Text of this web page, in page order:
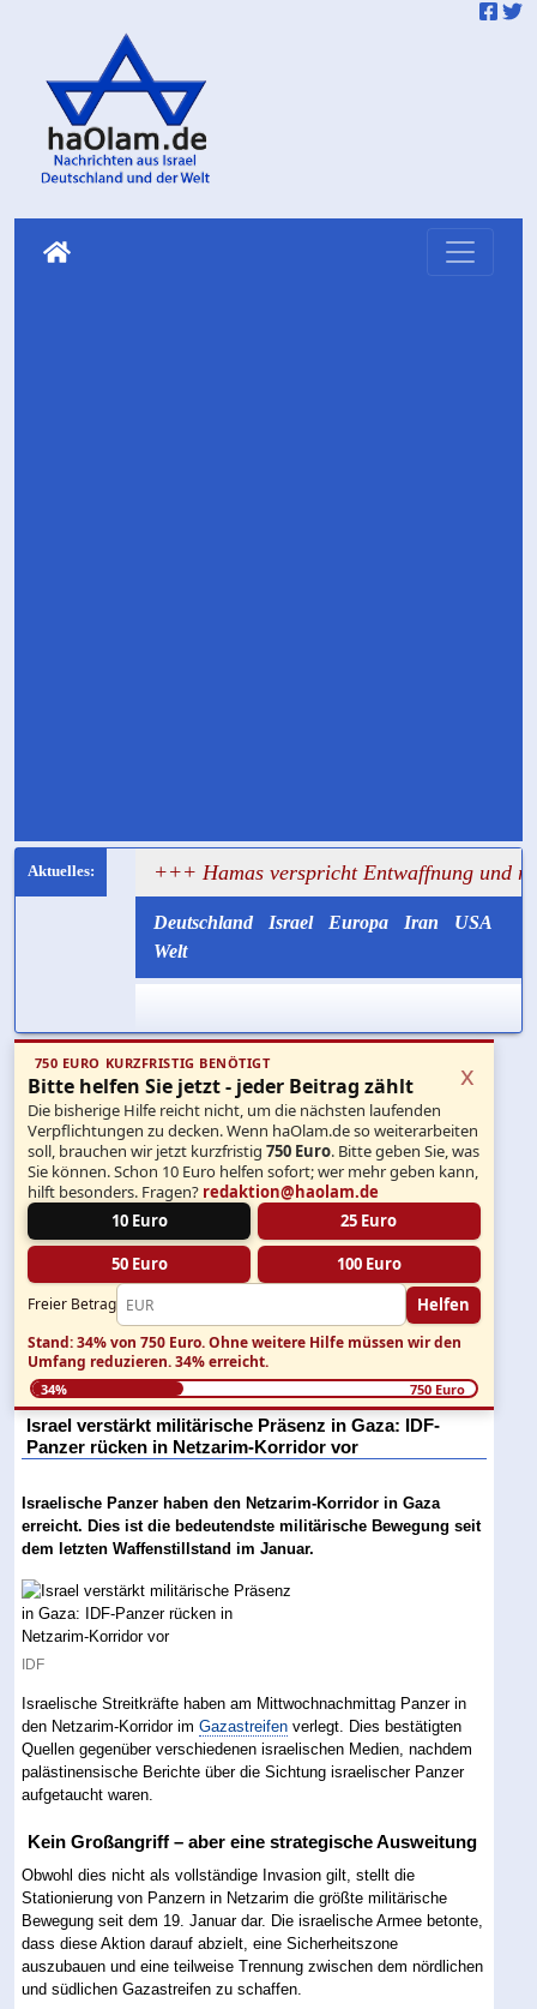
+++ Hamas verspricht Entwaffnung und ruft zugleich
Deutschland Israel Europa Iran
USA
Welt
750 EURO KURZFRISTIG BENÖTIGT
Bitte helfen Sie jetzt - jeder Beitrag zählt
Die bisherige Hilfe reicht nicht, um die nächsten laufenden
Verpflichtungen zu decken. Wenn haOlam.de so weiterarbeiten
soll, brauchen wir jetzt kurzfristig750 Euro. Bitte geben Sie, was
Sie können. Schon 10 Euro helfen sofort; wer mehr geben kann,
hilft besonders. Fragen? redaktion@haolam.de
10 Euro
25 Euro
50 Euro 100 Euro
Freier Betrag Helfen
x
Stand: 34% von 750 Euro.Ohne weitere Hilfe müssen wir den
Umfang reduzieren.34% erreicht.
34% 750 Euro
Israel verstärkt militärische Präsenz in Gaza: IDF-
Panzer rücken in Netzarim-Korridor vor
Israelische Panzer haben den Netzarim-Korridor in Gaza
erreicht. Dies ist die bedeutendste militärische Bewegung seit
dem letzten Waffenstillstand im Januar.
IDF
Israelische Streitkräfte haben am Mittwochnachmittag Panzer in
den Netzarim-Korridor imGazastreifen verlegt. Dies bestätigten
Quellen gegenüber verschiedenen israelischen Medien, nachdem
palästinensische Berichte über die Sichtung israelischer Panzer
aufgetaucht waren.
Kein Großangriff – aber eine strategische Ausweitung
Obwohl dies nicht als vollständige Invasion gilt, stellt die
Stationierung von Panzern in Netzarim die größte militärische
Bewegung seit dem 19. Januar dar. Die israelische Armee betonte,
dass diese Aktion darauf abzielt, eine Sicherheitszone
auszubauen und eine teilweise Trennung zwischen dem nördlichen
und südlichen Gazastreifen zu schaffen.